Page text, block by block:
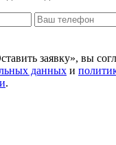
заявку», вы
данных и
.